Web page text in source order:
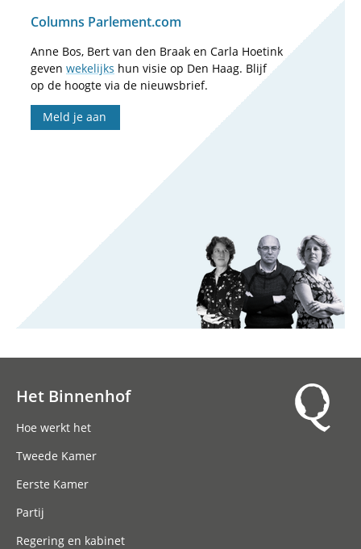
Columns Parlement.com
Anne Bos, Bert van den Braak en Carla Hoetink
geven wekelijks hun visie op Den Haag. Blijf
op de hoogte via de nieuwsbrief.
Meld je aan
Het Binnenhof
Hoe werkt het
Tweede Kamer
Eerste Kamer
Partij
Regering en kabinet